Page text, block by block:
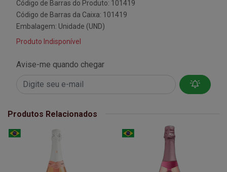
Código de Barras do Produto: 101419
Código de Barras da Caixa: 101419
Embalagem: Unidade (UND)
Produto Indisponível
Avise-me quando chegar
Produtos Relacionados